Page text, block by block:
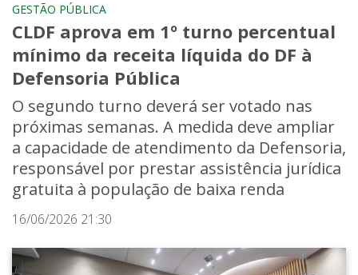
GESTÃO PÚBLICA
CLDF aprova em 1º turno percentual
mínimo da receita líquida do DF à
Defensoria Pública
O segundo turno deverá ser votado nas
próximas semanas. A medida deve ampliar
a capacidade de atendimento da Defensoria,
responsável por prestar assistência jurídica
gratuita à população de baixa renda
16/06/2026 21:30